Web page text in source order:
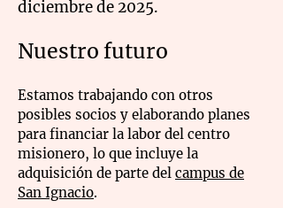
diciembre de 2025.
Nuestro futuro
Estamos trabajando con otros
posibles socios y elaborando planes
para financiar la labor del centro
misionero, lo que incluye la
adquisición de parte del campus de
San Ignacio.